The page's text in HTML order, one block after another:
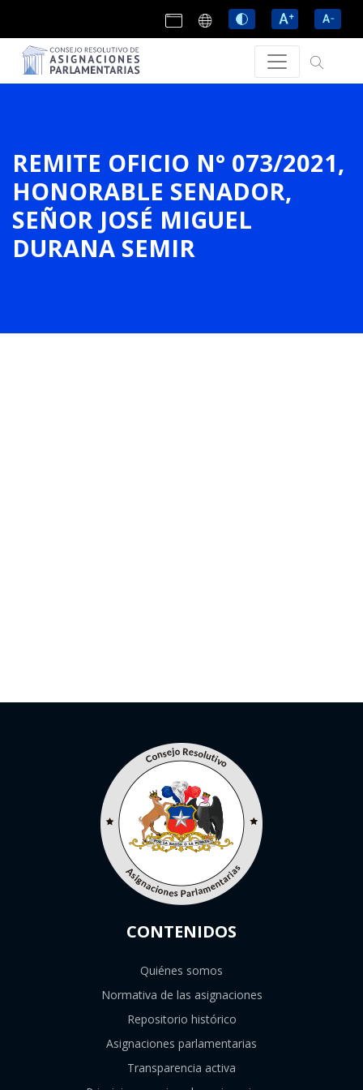
REMITE OFICIO N° 073/2021,
HONORABLE SENADOR,
SEÑOR JOSÉ MIGUEL
DURANA SEMIR
CONTENIDOS
Quiénes somos
Normativa de las asignaciones
Repositorio histórico
Asignaciones parlamentarias
Transparencia activa